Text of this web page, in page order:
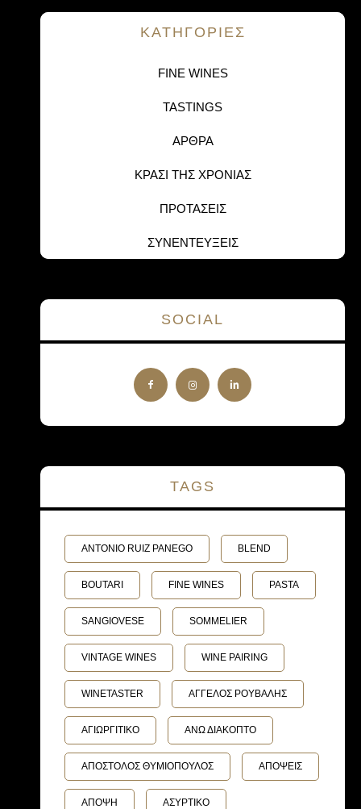
KΑΤΗΓΟΡΙΕΣ
FINE WINES
TASTINGS
ΑΡΘΡΑ
ΚΡΑΣΙ ΤΗΣ ΧΡΟΝΙΑΣ
ΠΡΟΤΑΣΕΙΣ
ΣΥΝΕΝΤΕΥΞΕΙΣ
SOCIAL
TAGS
ANTONIO RUIZ PANEGO BLEND
BOUTARI FINE WINES PASTA
SANGIOVESE SOMMELIER
VINTAGE WINES WINE PAIRING
WINETASTER ΑΓΓΕΛΟΣ ΡΟΥΒΑΛΗΣ
ΑΓΙΩΡΓΙΤΙΚΟ ΑΝΩ ΔΙΑΚΟΠΤΟ
ΑΠΟΣΤΟΛΟΣ ΘΥΜΙΟΠΟΥΛΟΣ ΑΠΟΨΕΙΣ
ΑΠΟΨΗ ΑΣΥΡΤΙΚΟ